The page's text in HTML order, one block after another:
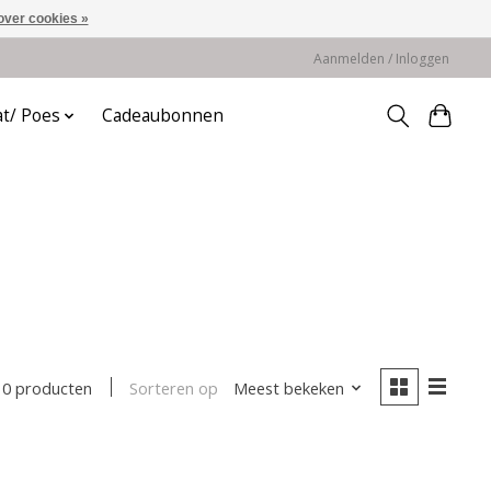
Aanmelden / Inloggen
Poes Cadeaubonnen
0 producten Sorteren op Meest bekeken
cookies »